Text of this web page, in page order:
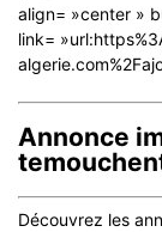
align= »center »
link=
Annonce
Découvrez les